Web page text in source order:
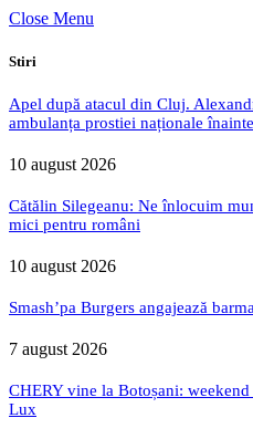
Close Menu
Stiri
Apel după atacul din Cluj.
ambulanța prostiei naționale
10 august 2026
Cătălin Silegeanu: Ne înlocuim
mici pentru români
10 august 2026
Smash’pa Burgers angajează
7 august 2026
CHERY vine la Botoșani:
Lux